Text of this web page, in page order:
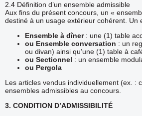
2.4 Définition d’un ensemble admissible
Aux fins du présent concours, un «
destiné à un usage extérieur cohérent. Un
Ensemble à dîner: une (1) table
ou Ensemble conversation : un
ou divan) ainsi qu’une (1) table à
ou Sectionnel : un ensemble
ou Pergola
Les articles vendus individuellement (ex. :
ensembles admissibles au concours.
3. CONDITION D’ADMISSIBILITÉ